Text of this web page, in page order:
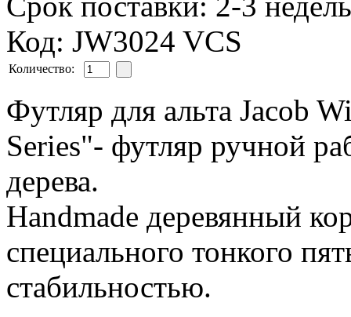
Код: JW3024 VCS
Количество:
Футляр для альта Jacob
Series"- футляр ручной
дерева.
Handmade деревянный
специального тонкого
стабильностью.